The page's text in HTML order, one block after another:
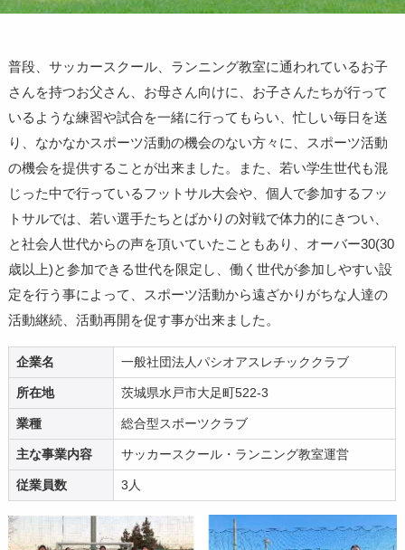
普段、サッカースクール、ランニング教室に通われているお子
さんを持つお父さん、お母さん向けに、お子さんたちが行って
いるような練習や試合を一緒に行ってもらい、忙しい毎日を送
り、なかなかスポーツ活動の機会のない方々に、スポーツ活動
の機会を提供することが出来ました。また、若い学生世代も混
じった中で行っているフットサル大会や、個人で参加するフッ
トサルでは、若い選手たちとばかりの対戦で体力的にきつい、
と社会人世代からの声を頂いていたこともあり、オーバー30(30
歳以上)と参加できる世代を限定し、働く世代が参加しやすい設
定を行う事によって、スポーツ活動から遠ざかりがちな人達の
活動継続、活動再開を促す事が出来ました。
企業名 一般社団法人パシオアスレチッククラブ
所在地 茨城県水戸市大足町522-3
業種 総合型スポーツクラブ
主な事業内容 サッカースクール・ランニング教室運営
従業員数 3人